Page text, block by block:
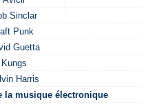
Sinclar
Punk
Guetta
Kungs
Harris
la musique électronique